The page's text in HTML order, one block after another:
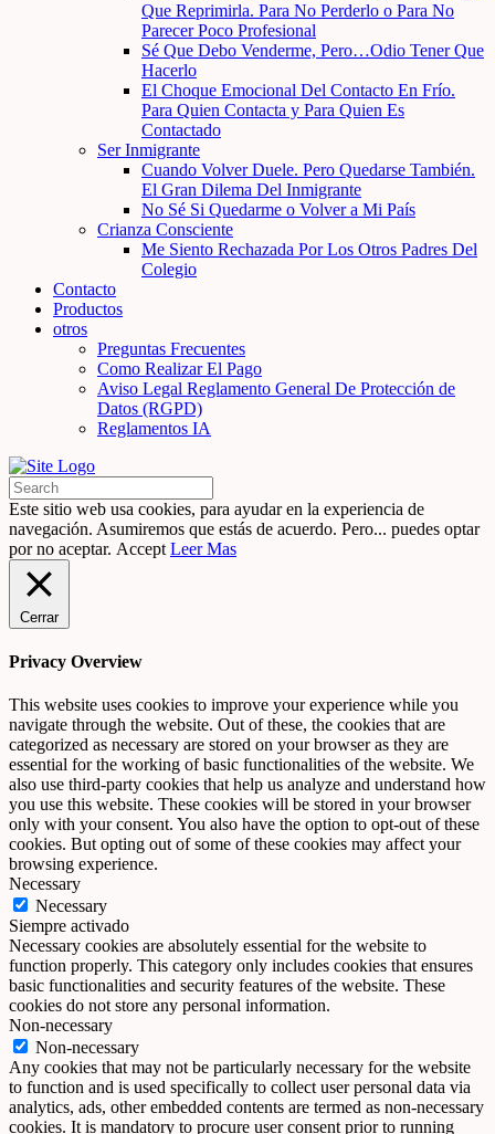
Que Reprimirla. Para No Perderlo o Para No
Parecer Poco Profesional
Sé Que Debo Venderme, Pero…Odio Tener Que
Hacerlo
El Choque Emocional Del Contacto En Frío.
Para Quien Contacta y Para Quien Es
Contactado
Ser Inmigrante
Cuando Volver Duele. Pero Quedarse También.
El Gran Dilema Del Inmigrante
No Sé Si Quedarme o Volver a Mi País
Crianza Consciente
Me Siento Rechazada Por Los Otros Padres Del
Colegio
Contacto
Productos
otros
Preguntas Frecuentes
Como Realizar El Pago
Aviso Legal Reglamento General De Protección de
Datos (RGPD)
Reglamentos IA
Este sitio web usa cookies, para ayudar en la experiencia de
navegación. Asumiremos que estás de acuerdo. Pero... puedes optar
por no aceptar. Accept Leer Mas
Cerrar
Privacy Overview
This website uses cookies to improve your experience while you
navigate through the website. Out of these, the cookies that are
categorized as necessary are stored on your browser as they are
essential for the working of basic functionalities of the website. We
also use third-party cookies that help us analyze and understand how
you use this website. These cookies will be stored in your browser
only with your consent. You also have the option to opt-out of these
cookies. But opting out of some of these cookies may affect your
browsing experience.
Necessary
Necessary
Siempre activado
Necessary cookies are absolutely essential for the website to
function properly. This category only includes cookies that ensures
basic functionalities and security features of the website. These
cookies do not store any personal information.
Non-necessary
Non-necessary
Any cookies that may not be particularly necessary for the website
to function and is used specifically to collect user personal data via
analytics, ads, other embedded contents are termed as non-necessary
cookies. It is mandatory to procure user consent prior to running